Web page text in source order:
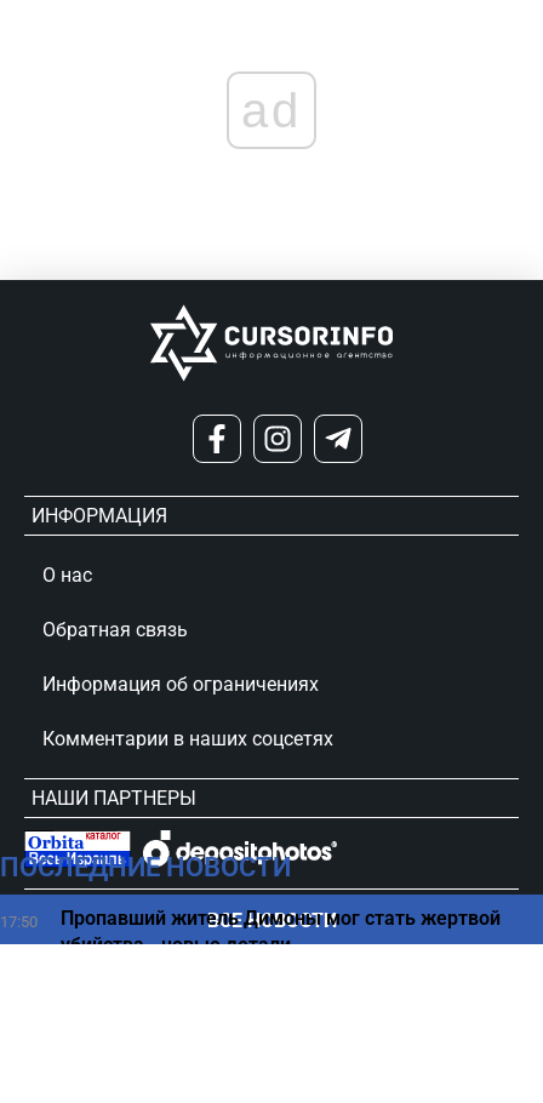
ПОСЛЕДНИЕ НОВОСТИ
17:50
Пропавший житель Димоны мог стать жертвой
убийства - новые детали
ВСЕ НОВОСТИ
ad
ИНФОРМАЦИЯ
О нас
Обратная связь
Информация об ограничениях
Комментарии в наших соцсетях
НАШИ ПАРТНЕРЫ
сursorinfo.co.il © Все права защищены